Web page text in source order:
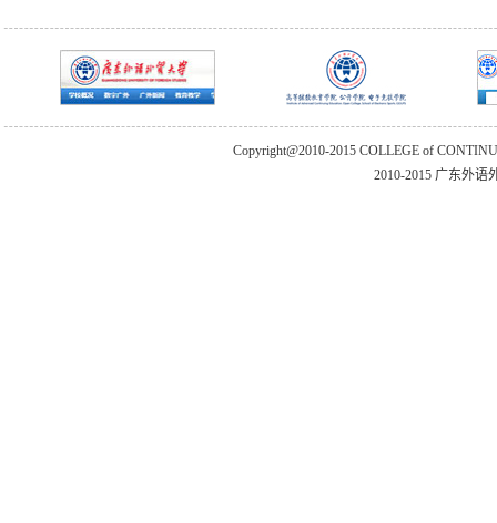
Copyright@2010-2015 COLLEGE of
2010-2015 广东外语